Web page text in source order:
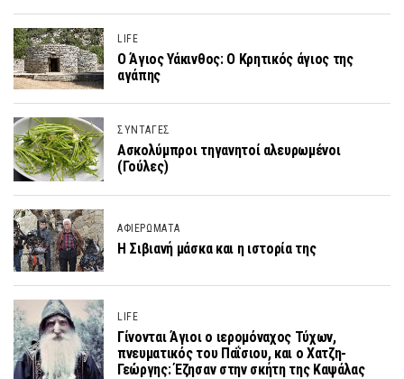
LIFE
Ο Άγιος Υάκινθος: Ο Κρητικός άγιος της
αγάπης
ΣΥΝΤΑΓΕΣ
Ασκολύμπροι τηγανητοί αλευρωμένοι
(Γούλες)
ΑΦΙΕΡΩΜΑΤΑ
Η Σιβιανή μάσκα και η ιστορία της
LIFE
Γίνονται Άγιοι ο ιερομόναχος Τύχων,
πνευματικός του Παΐσιου, και ο Χατζη-
Γεώργης: Έζησαν στην σκήτη της Καψάλας